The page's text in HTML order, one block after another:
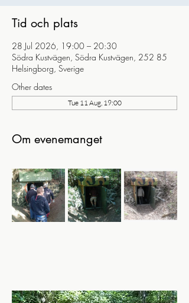
Tid och plats
28 Jul 2026, 19:00 – 20:30
Södra Kustvägen, Södra Kustvägen, 252 85
Helsingborg, Sverige
Other dates
Tue 11 Aug, 19:00
Om evenemanget